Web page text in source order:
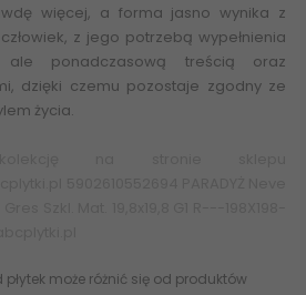
więcej, a forma jasno wynika z
z jego potrzebą wypełnienia
ale ponadczasową treścią oraz
dzięki czemu pozostaje zgodny ze
życia.
może różnić się od produktów